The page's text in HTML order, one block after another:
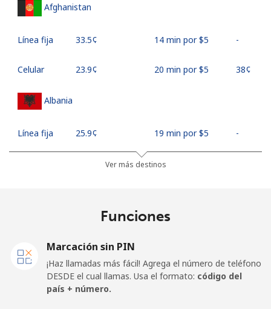
Afghanistan
Línea fija ⁦33.5¢⁩ 14 min por ⁦$5⁩ -
Celular ⁦23.9¢⁩ 20 min por ⁦$5⁩ ⁦38¢⁩
Albania
Línea fija ⁦25.9¢⁩ 19 min por ⁦$5⁩ -
10 min por ⁦$5⁩
Celular
American Samoa
Ver más destinos
Funciones
Marcación sin PIN
¡Haz llamadas más fácil! Agrega el número de teléfono
DESDE el cual llamas. Usa el formato: código del
país + número.